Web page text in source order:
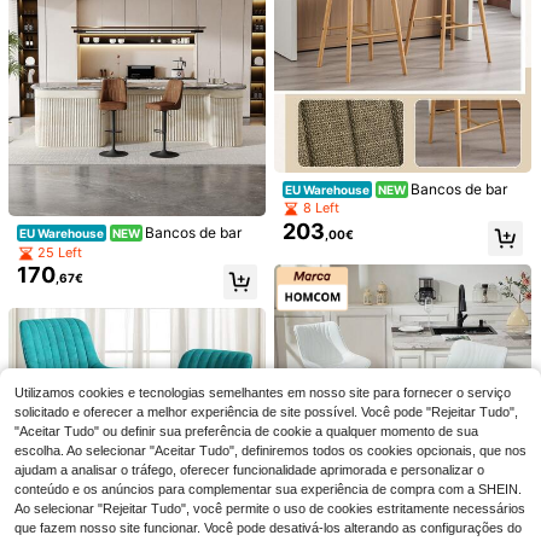
iscina, recolha de conchas, organiz
adores de brinquedos, essenciais p
ara cruzeiros e viagens, Vacationco
re
madeby BLANC
Haus Hana Pinças para remoção de
pelos Conjunto de pinças profission
ais Mini pinças para viagem Pinças
para pelos faciais Modelagem de so
brancelhas Pinças de precisão Pinç
as As melhores pinças para pele se
nsível
#2 Mais Vendido em Ferramentas para cuidados pessoais e higiene Ap
3,15€
para Entretenimento Aquático em F
esta de Piscina de Verão, Presente
de Férias Requintado
Bote de Batalha Inflável Gigante pa
ra Piscina - Jogo Flutuante Inflável
para 4 Pessoas, Jogo de Batalha Fl
utuante para Piscina Familiar, Festa
na Piscina, Praia, Desportos ao Ar L
ivre de Verão
20 Left
10,61€
EU Warehouse NEW Bancos de bar
25 Left
170,67€
EU Warehouse NEW Bancos de bar
8 Left
203 ,00€
Utilizamos cookies e tecnologias semelhantes em nosso site para fornecer o serviço
solicitado e oferecer a melhor experiência de site possível. Você pode "Rejeitar Tudo",
"Aceitar Tudo" ou definir sua preferência de cookie a qualquer momento de sua
escolha. Ao selecionar "Aceitar Tudo", definiremos todos os cookies opcionais, que nos
ajudam a analisar o tráfego, oferecer funcionalidade aprimorada e personalizar o
conteúdo e os anúncios para complementar sua experiência de compra com a SHEIN.
Ao selecionar "Rejeitar Tudo", você permite o uso de cookies estritamente necessários
que fazem nosso site funcionar. Você pode desativá-los alterando as configurações do